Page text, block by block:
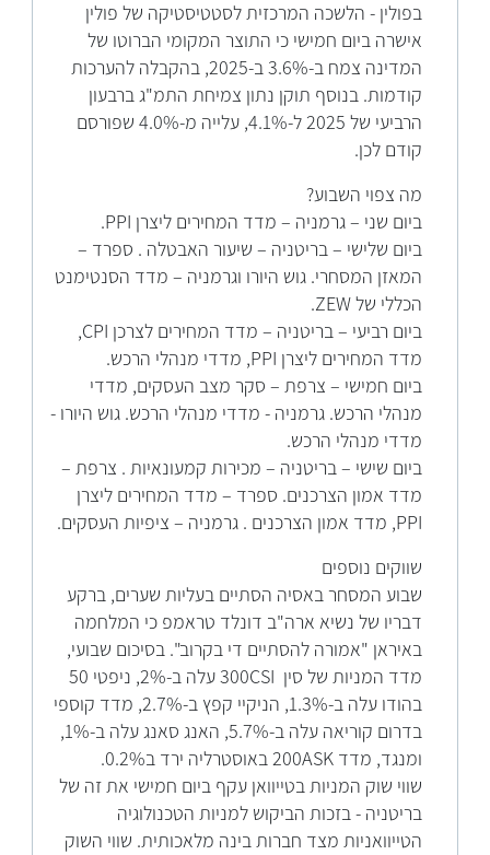
בפולין - הלשכה המרכזית לסטטיסטיקה של פולין
אישרה ביום חמישי כי התוצר המקומי הברוטו של
המדינה צמח ב-3.6% ב-2025, בהקבלה להערכות
קודמות. בנוסף תוקן נתון צמיחת התמ"ג ברבעון
הרביעי של 2025 ל-4.1%, עלייה מ-4.0% שפורסם
קודם לכן.
מה צפוי השבוע?
ביום שני – גרמניה – מדד המחירים ליצרן PPI.
ביום שלישי – בריטניה – שיעור האבטלה . ספרד –
המאזן המסחרי. גוש היורו וגרמניה – מדד הסנטימנט
הכללי של ZEW.
ביום רביעי – בריטניה – מדד המחירים לצרכן CPI,
מדד המחירים ליצרן PPI, מדדי מנהלי הרכש.
ביום חמישי – צרפת – סקר מצב העסקים, מדדי
מנהלי הרכש. גרמניה - מדדי מנהלי הרכש. גוש היורו -
מדדי מנהלי הרכש.
ביום שישי – בריטניה – מכירות קמעונאיות . צרפת –
מדד אמון הצרכנים. ספרד – מדד המחירים ליצרן
PPI, מדד אמון הצרכנים . גרמניה – ציפיות העסקים.
שווקים נוספים
שבוע המסחר באסיה הסתיים בעליות שערים, ברקע
דבריו של נשיא ארה"ב דונלד טראמפ כי המלחמה
באיראן "אמורה להסתיים די בקרוב". בסיכום שבועי,
מדד המניות של סין 300CSI עלה ב-2%, ניפטי 50
בהודו עלה ב-1.3%, הניקיי קפץ ב-2.7%, מדד קוספי
בדרום קוריאה עלה ב-5.7%, האנג סאנג עלה ב-1%,
ומנגד, מדד 200ASK באוסטרליה ירד ב0.2%.
שווי שוק המניות בטייוואן עקף ביום חמישי את זה של
בריטניה - בזכות הביקוש למניות הטכנולוגיה
הטייוואניות מצד חברות בינה מלאכותית. שווי השוק